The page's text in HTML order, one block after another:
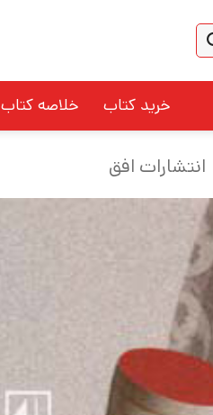
خرید کتاب خلاصه کتاب
انتشارات افق